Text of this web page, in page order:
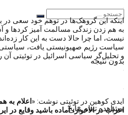
بدون نتیجه
مشاهده تمام نتایج
اینکه این گروهک‌ها در توهم خود سعی
به هم زدن زندگی مسالمت آمیز کردها و
نیست، اما چرا حالا دست به این کار
سیاست رژیم صهیونیستی یافت، سیاستی
و تحلیل‌گر سیاسی اسرائیل در توئیتی آن
ایدی کوهین در توئیتی نوشت: « اعلام به
اعراب در الاحواز، آماده باشید وقایع